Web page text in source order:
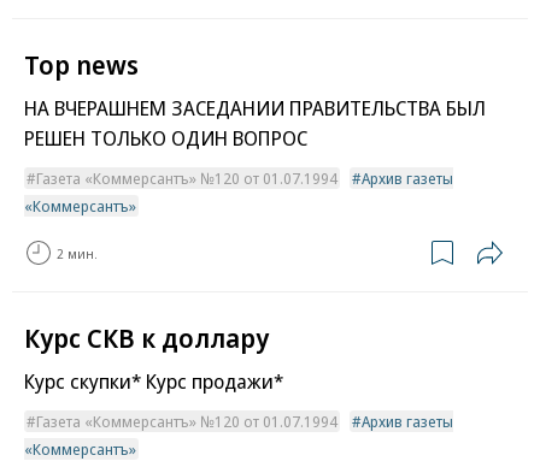
Top news
НА ВЧЕРАШНЕМ ЗАСЕДАНИИ ПРАВИТЕЛЬСТВА БЫЛ
РЕШЕН ТОЛЬКО ОДИН ВОПРОС
Газета «Коммерсантъ» №120 от 01.07.1994
Архив газеты
«Коммерсантъ»
2 мин.
Курс СКВ к доллару
Курс скупки* Курс продажи*
Газета «Коммерсантъ» №120 от 01.07.1994
Архив газеты
«Коммерсантъ»